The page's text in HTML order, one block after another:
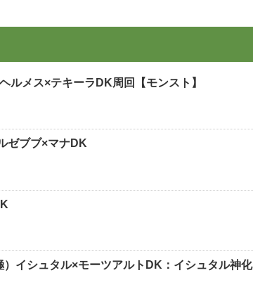
メス×テキーラDK周回【モンスト】
ゼブブ×マナDK
イシュタル×モーツアルトDK：イシュタル神化